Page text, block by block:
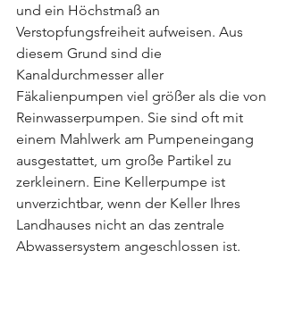
und ein Höchstmaß an
Verstopfungsfreiheit aufweisen. Aus
diesem Grund sind die
Kanaldurchmesser aller
Fäkalienpumpen viel größer als die von
Reinwasserpumpen. Sie sind oft mit
einem Mahlwerk am Pumpeneingang
ausgestattet, um große Partikel zu
zerkleinern. Eine Kellerpumpe ist
unverzichtbar, wenn der Keller Ihres
Landhauses nicht an das zentrale
Abwassersystem angeschlossen ist.